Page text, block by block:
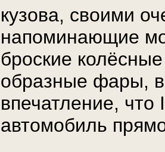
кузова, своими
напоминающие
броские
образные фары,
впечатление, что
автомобиль